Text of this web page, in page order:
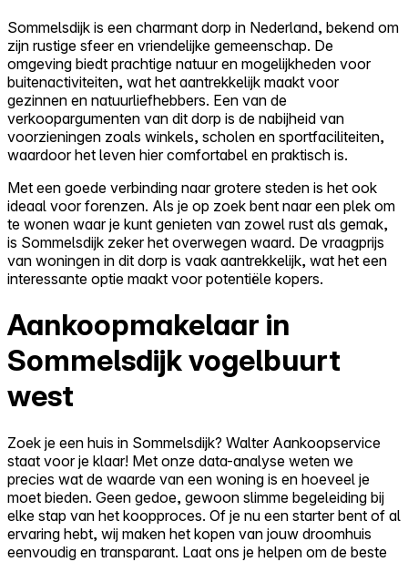
Sommelsdijk is een charmant dorp in Nederland, bekend om
zijn rustige sfeer en vriendelijke gemeenschap. De
omgeving biedt prachtige natuur en mogelijkheden voor
buitenactiviteiten, wat het aantrekkelijk maakt voor
gezinnen en natuurliefhebbers. Een van de
verkoopargumenten van dit dorp is de nabijheid van
voorzieningen zoals winkels, scholen en sportfaciliteiten,
waardoor het leven hier comfortabel en praktisch is.
Met een goede verbinding naar grotere steden is het ook
ideaal voor forenzen. Als je op zoek bent naar een plek om
te wonen waar je kunt genieten van zowel rust als gemak,
is Sommelsdijk zeker het overwegen waard. De vraagprijs
van woningen in dit dorp is vaak aantrekkelijk, wat het een
interessante optie maakt voor potentiële kopers.
Aankoopmakelaar in
Sommelsdijk vogelbuurt
west
Zoek je een huis in Sommelsdijk? Walter Aankoopservice
staat voor je klaar! Met onze data-analyse weten we
precies wat de waarde van een woning is en hoeveel je
moet bieden. Geen gedoe, gewoon slimme begeleiding bij
elke stap van het koopproces. Of je nu een starter bent of al
ervaring hebt, wij maken het kopen van jouw droomhuis
eenvoudig en transparant. Laat ons je helpen om de beste